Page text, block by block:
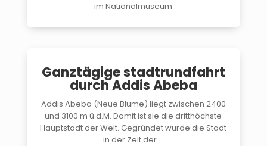
im Nationalmuseum
Ganztägige stadtrundfahrt
durch Addis Abeba
Addis Abeba (Neue Blume) liegt zwischen 2400
und 3100 m ü.d.M. Damit ist sie die dritthöchste
Hauptstadt der Welt. Gegründet wurde die Stadt
in der Zeit der ...